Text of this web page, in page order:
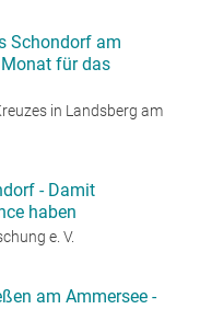
Schondorf am
für das
in Landsberg am
- Damit
haben
e. V.
am Ammersee -